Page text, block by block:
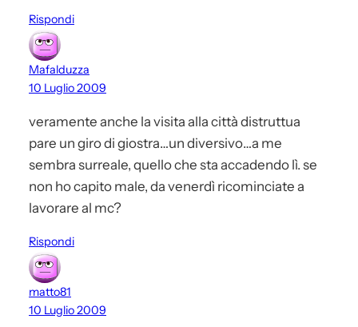
Rispondi
Mafalduzza
10 Luglio 2009
veramente anche la visita alla città distruttua
pare un giro di giostra…un diversivo…a me
sembra surreale, quello che sta accadendo lì. se
non ho capito male, da venerdì ricominciate a
lavorare al mc?
Rispondi
matto81
10 Luglio 2009